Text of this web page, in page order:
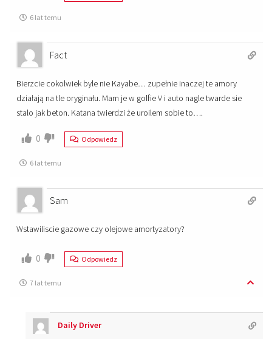
6 lat temu
Fact
Bierzcie cokolwiek byle nie Kayabe… zupełnie inaczej te amory
działają na tle oryginału. Mam je w golfie V i auto nagle twarde sie
stalo jak beton. Katana twierdzi że uroilem sobie to….
0 Odpowiedz
6 lat temu
Sam
Wstawiliscie gazowe czy olejowe amortyzatory?
0 Odpowiedz
7 lat temu
Daily Driver